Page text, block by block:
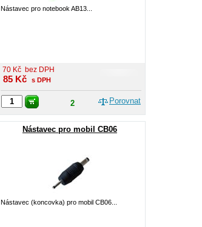
Nástavec pro notebook AB13...
70 Kč bez DPH
85 Kč s DPH
Porovnat
2
Nástavec pro mobil CB06
Nástavec (koncovka) pro mobil CB06...